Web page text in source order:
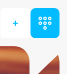
+